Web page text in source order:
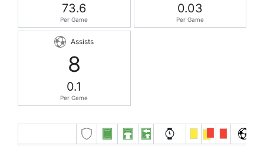
73.6
Per Game
0.03
Per Game
Assists
8
0.1
Per Game